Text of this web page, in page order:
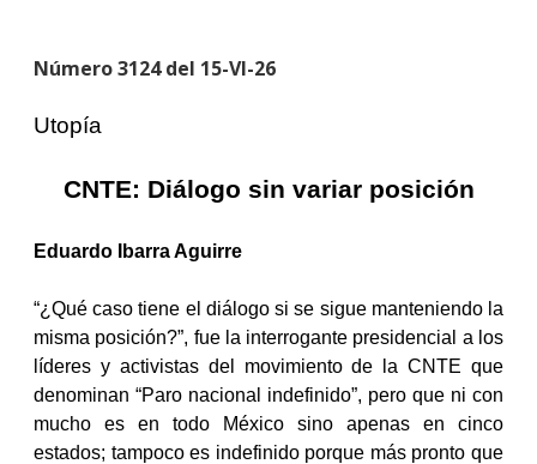
cascada
Alán
Colibrí
electrónico
Número 3124 del 15-VI-26
Utopía
CNTE: Diálogo sin variar posición
Eduardo Ibarra Aguirre
“¿Qué caso tiene el diálogo si se sigue manteniendo la
misma posición?”, fue la interrogante presidencial a los
líderes y activistas del movimiento de la CNTE que
denominan “Paro nacional indefinido”, pero que ni con
mucho es en todo México sino apenas en cinco
estados; tampoco es indefinido porque más pronto que